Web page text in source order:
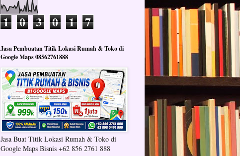
1 0 3 0 1 7
Jasa Pembuatan Titik Lokasi Rumah & Toko di
Google Maps 08562761888
Jasa Buat Titik Lokasi Rumah & Toko di
Google Maps Bisnis +62 856 2761 888